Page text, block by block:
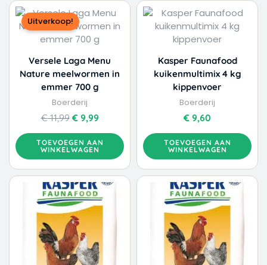
Uitverkoop!
Versele Laga Menu
Nature meelwormen in
emmer 700 g
Boerderij
€11,99
Oorspronkelijke
prijs
was:
€ 11,99.
€9,99
Huidige
prijs
is:
€ 9,99.
TOEVOEGEN AAN
WINKELWAGEN
Kasper Faunafood
kuikenmultimix 4 kg
kippenvoer
Boerderij
€ 9,60
TOEVOEGEN AAN
WINKELWAGEN